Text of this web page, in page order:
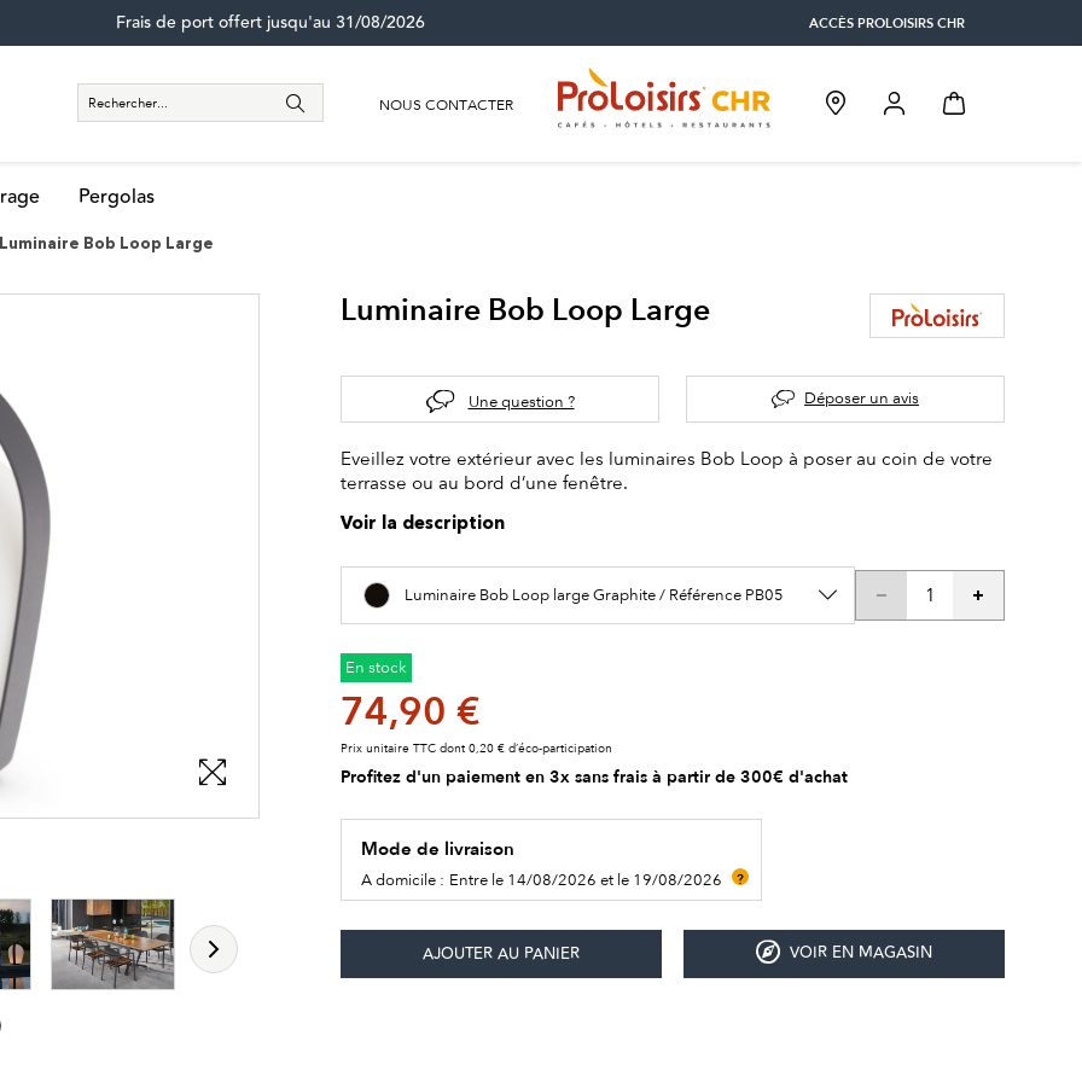
ACCÈS PROLOISIRS CHR
Frais de port offert jusqu'au 31/08/2026
NOUS CONTACTER
Pergolas
Luminaire Bob Loop Large
Luminaire Bob Loop Large
Une question ? Déposer un avis
Eveillez votre extérieur avec les luminaires Bob Loop à poser au coin de votre
terrasse ou au bord d’une fenêtre.
Voir la description
Luminaire Bob Loop large Graphite / Référence PB05
En stock
74,90 €
Prix unitaire TTC dont 0,20 € d’éco-participation
Profitez d'un paiement en 3x sans frais à partir de 300€ d'achat
Mode de livraison
A domicile : Entre le 14/08/2026 et le 19/08/2026 ?
VOIR EN MAGASIN